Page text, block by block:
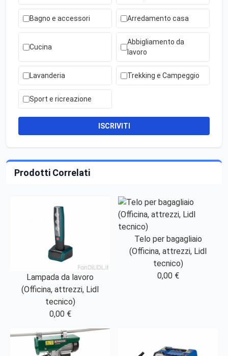
Bagno e accessori Arredamento casa
Cucina
Abbigliamento da
lavoro
Lavanderia Trekking e Campeggio
Sport e ricreazione
ISCRIVITI
Prodotti Correlati
Lampada da lavoro
(Officina, attrezzi, Lidl
tecnico)
0,00 €
Telo per bagagliaio
(Officina, attrezzi, Lidl
tecnico)
0,00 €